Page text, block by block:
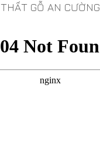
THẤT GỖ AN CƯỜNG